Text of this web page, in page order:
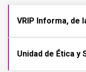
VRIP Informa, de
Unidad de Ética y